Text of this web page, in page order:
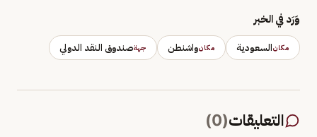
وَرَد في الخبر
مكانالسعودية مكانواشنطن جهةصندوق النقد الدولي
التعليقات(
0
)